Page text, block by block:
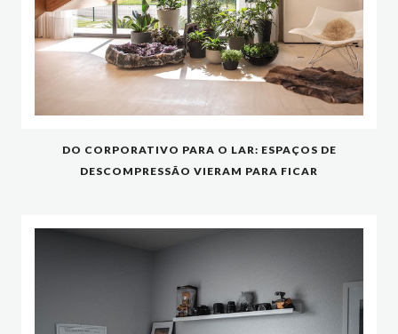
DO CORPORATIVO PARA O LAR: ESPAÇOS DE
DESCOMPRESSÃO VIERAM PARA FICAR